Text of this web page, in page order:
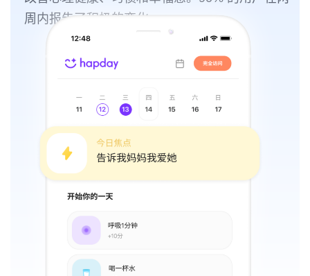
周内报告了积极的变化。